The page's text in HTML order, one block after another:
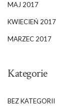
MAJ 2017
KWIECIEŃ 2017
MARZEC 2017
Kategorie
BEZ KATEGORII